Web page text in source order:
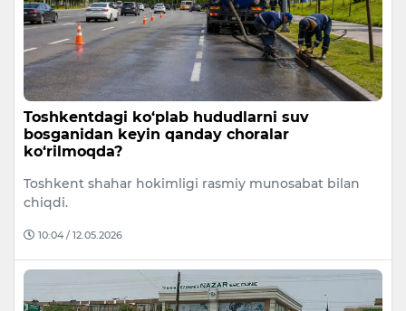
Toshkentdagi ko‘plab hududlarni suv
bosganidan keyin qanday choralar
ko‘rilmoqda?
Toshkent shahar hokimligi rasmiy munosabat bilan
chiqdi.
10:04 / 12.05.2026